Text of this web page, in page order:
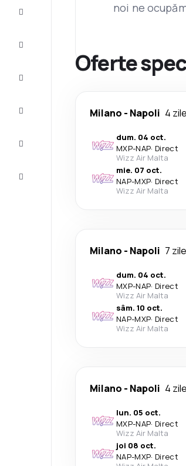
noi ne
Oferte
Milano - Napoli 4 zile
dum. 04 oct.
MXP-NAP· Direct
Wizz Air Malta
mie. 07 oct.
NAP-MXP· Direct
Wizz Air Malta
Milano - Napoli 7 zile
dum. 04 oct.
MXP-NAP· Direct
Wizz Air Malta
sâm. 10 oct.
NAP-MXP· Direct
Wizz Air Malta
Milano - Napoli 4 zile
lun. 05 oct.
MXP-NAP· Direct
Wizz Air Malta
joi 08 oct.
NAP-MXP· Direct